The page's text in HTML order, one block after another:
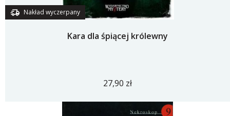
Nakład wyczerpany
Kara dla śpiącej królewny
27,90 zł